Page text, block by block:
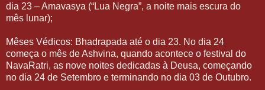
dia 23 – Amavasya (“Lua Negra”, a noite mais escura do
mês lunar);
Mêses Védicos: Bhadrapada até o dia 23. No dia 24
começa o mês de Ashvina, quando acontece o festival do
NavaRatri, as nove noites dedicadas à Deusa, começando
no dia 24 de Setembro e terminando no dia 03 de Outubro.